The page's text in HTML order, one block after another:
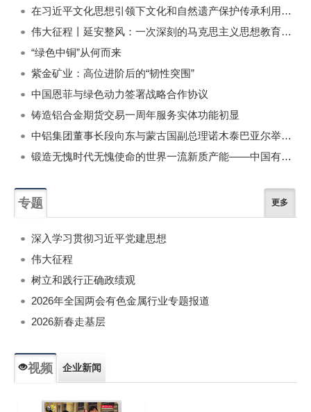
在习近平文化思想引领下文化和自然遗产保护传承利用工作开创新局面
伟大征程丨延安整风：一次深刻的马克思主义思想教育运动
“绿色中铜”从何而来
紫金矿业：高位进阶后的“韧性突围”
中国恩菲与绿色动力签署战略合作协议
铸造铝合金期货交易一周年服务实体功能初显
中铝集团董事长段向东与蒙古国副总理诺木泰巴亚尔举行会谈
锻造无愧时代无愧使命的世界一流新质产能——中国有色金属工业的战略应对与破局之道（二）
专题 更多
深入学习贯彻习近平党建思想
伟大征程
树立和践行正确政绩观
2026年全国两会有色金属行业专题报道
2026新春走基层
视频 企业新闻